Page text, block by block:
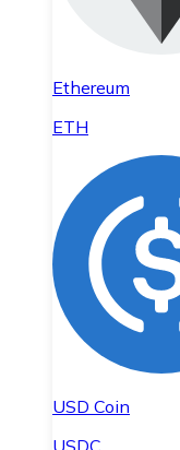
Ethereum
ETH
USD Coin
USDC